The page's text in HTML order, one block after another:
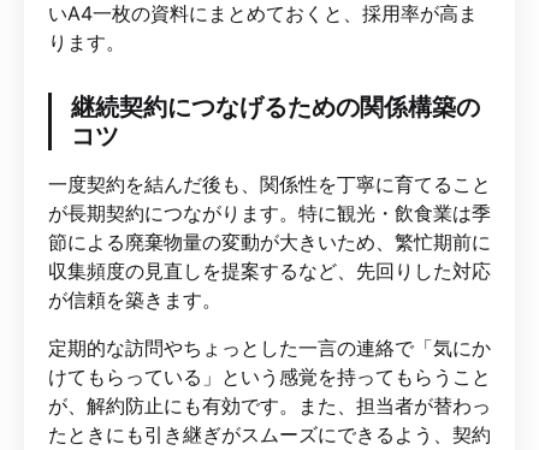
いA4一枚の資料にまとめておくと、採用率が高ま
ります。
継続契約につなげるための関係構築の
コツ
一度契約を結んだ後も、関係性を丁寧に育てること
が長期契約につながります。特に観光・飲食業は季
節による廃棄物量の変動が大きいため、繁忙期前に
収集頻度の見直しを提案するなど、先回りした対応
が信頼を築きます。
定期的な訪問やちょっとした一言の連絡で「気にか
けてもらっている」という感覚を持ってもらうこと
が、解約防止にも有効です。また、担当者が替わっ
たときにも引き継ぎがスムーズにできるよう、契約